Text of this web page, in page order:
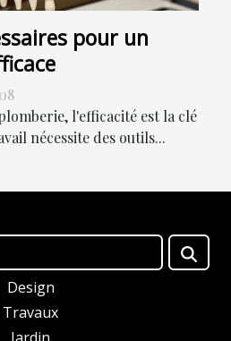
pour un
l'efficacité est la clé
nécessite des outils...
Design
Travaux